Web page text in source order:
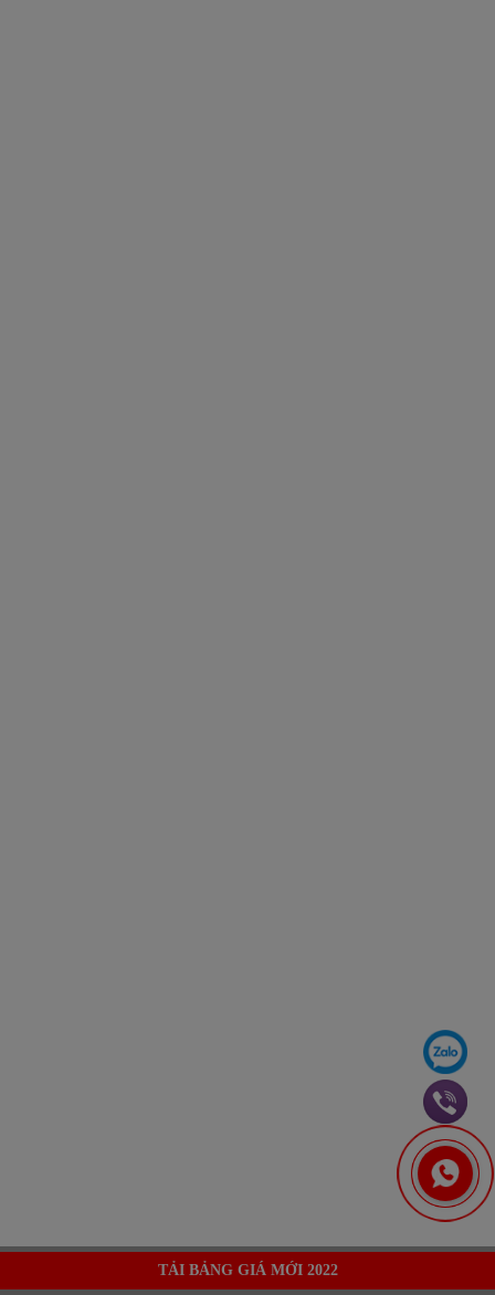
TẢI BẢNG GIÁ MỚI 2022